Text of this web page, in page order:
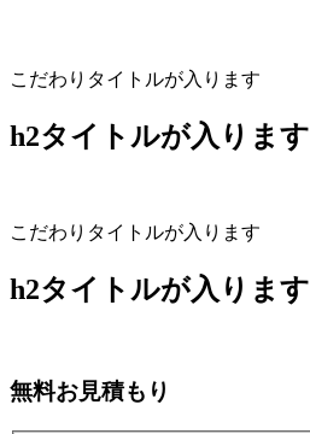
こだわりタイトルが入ります
h2タイトルが入ります
こだわりタイトルが入ります
h2タイトルが入ります
無料お見積もり